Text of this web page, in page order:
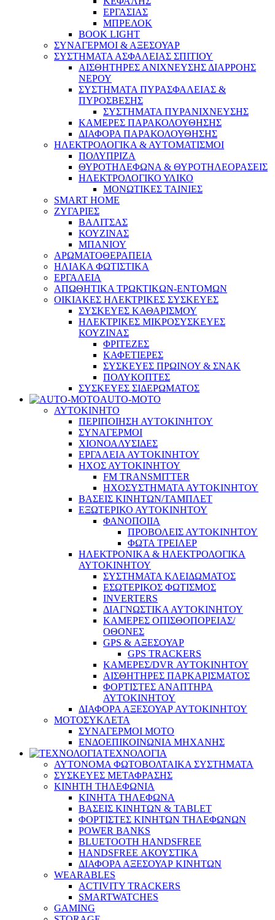
ΕΡΓΑΣΙΑΣ
ΜΠΡΕΛΟΚ
BOOK LIGHT
ΣΥΝΑΓΕΡΜΟΙ & ΑΞΕΣΟΥΑΡ
ΣΥΣΤΗΜΑΤΑ ΑΣΦΑΛΕΙΑΣ ΣΠΙΤΙΟΥ
ΑΙΣΘΗΤΗΡΕΣ ΑΝΙΧΝΕΥΣΗΣ ΔΙΑΡΡΟΗΣ
ΝΕΡΟΥ
ΣΥΣΤΗΜΑΤΑ ΠΥΡΑΣΦΑΛΕΙΑΣ &
ΠΥΡΟΣΒΕΣΗΣ
ΣΥΣΤΗΜΑΤΑ ΠΥΡΑΝΙΧΝΕΥΣΗΣ
ΚΑΜΕΡΕΣ ΠΑΡΑΚΟΛΟΥΘΗΣΗΣ
ΔΙΑΦΟΡΑ ΠΑΡΑΚΟΛΟΥΘΗΣΗΣ
ΗΛΕΚΤΡΟΛΟΓΙΚΑ & ΑΥΤΟΜΑΤΙΣΜΟΙ
ΠΟΛΥΠΡΙΖΑ
ΘΥΡΟΤΗΛΕΦΩΝΑ & ΘΥΡΟΤΗΛΕΟΡΑΣΕΙΣ
ΗΛΕΚΤΡΟΛΟΓΙΚΟ ΥΛΙΚΟ
ΜΟΝΩΤΙΚΕΣ ΤΑΙΝΙΕΣ
SMART HOME
ΖΥΓΑΡΙΕΣ
ΒΑΛΙΤΣΑΣ
ΚΟΥΖΙΝΑΣ
ΜΠΑΝΙΟΥ
ΑΡΩΜΑΤΟΘΕΡΑΠΕΙΑ
ΗΛΙΑΚΑ ΦΩΤΙΣΤΙΚΑ
ΕΡΓΑΛΕΙΑ
ΑΠΩΘΗΤΙΚΑ ΤΡΩΚΤΙΚΩΝ-ΕΝΤΟΜΩΝ
ΟΙΚΙΑΚΕΣ ΗΛΕΚΤΡΙΚΕΣ ΣΥΣΚΕΥΕΣ
ΣΥΣΚΕΥΕΣ ΚΑΘΑΡΙΣΜΟΥ
ΗΛΕΚΤΡΙΚΕΣ ΜΙΚΡΟΣΥΣΚΕΥΕΣ
ΚΟΥΖΙΝΑΣ
ΦΡΙΤΕΖΕΣ
ΚΑΦΕΤΙΕΡΕΣ
ΣΥΣΚΕΥΕΣ ΠΡΩΙΝΟΥ & ΣΝΑΚ
ΠΟΛΥΚΟΠΤΕΣ
ΣΥΣΚΕΥΕΣ ΣΙΔΕΡΩΜΑΤΟΣ
AUTO-MOTO
ΑΥΤΟΚΙΝΗΤΟ
ΠΕΡΙΠΟΙΗΣΗ ΑΥΤΟΚΙΝΗΤΟΥ
ΣΥΝΑΓΕΡΜΟΙ
ΧΙΟΝΟΑΛΥΣΙΔΕΣ
ΕΡΓΑΛΕΙΑ ΑΥΤΟΚΙΝΗΤΟΥ
ΗΧΟΣ ΑΥΤΟΚΙΝΗΤΟΥ
FM TRANSMITTER
ΗΧΟΣΥΣΤΗΜΑΤΑ ΑΥΤΟΚΙΝΗΤΟΥ
ΒΑΣΕΙΣ ΚΙΝΗΤΩΝ/ΤΑΜΠΛΕΤ
ΕΞΩΤΕΡΙΚΟ ΑΥΤΟΚΙΝΗΤΟΥ
ΦΑΝΟΠΟΙΙΑ
ΠΡΟΒΟΛΕΙΣ ΑΥΤΟΚΙΝΗΤΟΥ
ΦΩΤΑ ΤΡΕΙΛΕΡ
ΗΛΕΚΤΡΟΝΙΚΑ & ΗΛΕΚΤΡΟΛΟΓΙΚΑ
ΑΥΤΟΚΙΝΗΤΟΥ
ΣΥΣΤΗΜΑΤΑ ΚΛΕΙΔΩΜΑΤΟΣ
ΕΣΩΤΕΡΙΚΟΣ ΦΩΤΙΣΜΟΣ
INVERTERS
ΔΙΑΓΝΩΣΤΙΚΑ ΑΥΤΟΚΙΝΗΤΟΥ
ΚΑΜΕΡΕΣ ΟΠΙΣΘΟΠΟΡΕΙΑΣ/
ΟΘΟΝΕΣ
GPS & ΑΞΕΣΟΥΑΡ
GPS TRACKERS
ΚΑΜΕΡΕΣ/DVR ΑΥΤΟΚΙΝΗΤΟΥ
ΑΙΣΘΗΤΗΡΕΣ ΠΑΡΚΑΡΙΣΜΑΤΟΣ
ΦΟΡΤΙΣΤΕΣ ΑΝΑΠΤΗΡΑ
ΑΥΤΟΚΙΝΗΤΟΥ
ΔΙΑΦΟΡΑ ΑΞΕΣΟΥΑΡ ΑΥΤΟΚΙΝΗΤΟΥ
ΜΟΤΟΣΥΚΛΕΤΑ
ΣΥΝΑΓΕΡΜΟΙ ΜΟΤΟ
ΕΝΔΟΕΠΙΚΟΙΝΩΝΙΑ ΜΗΧΑΝΗΣ
ΤΕΧΝΟΛΟΓΙΑ
ΑΥΤΟΝΟΜΑ ΦΩΤΟΒΟΛΤΑΙΚΑ ΣΥΣΤΗΜΑΤΑ
ΣΥΣΚΕΥΕΣ ΜΕΤΑΦΡΑΣΗΣ
ΚΙΝΗΤΗ ΤΗΛΕΦΩΝΙΑ
ΚΙΝΗΤΑ ΤΗΛΕΦΩΝΑ
ΒΑΣΕΙΣ ΚΙΝΗΤΩΝ & TABLET
ΦΟΡΤΙΣΤΕΣ ΚΙΝΗΤΩΝ ΤΗΛΕΦΩΝΩΝ
POWER BANKS
BLUETOOTH HANDSFREE
HANDSFREE ΑΚΟΥΣΤΙΚΑ
ΔΙΑΦΟΡΑ ΑΞΕΣΟΥΑΡ ΚΙΝΗΤΩΝ
WEARABLES
ACTIVITY TRACKERS
SMARTWATCHES
GAMING